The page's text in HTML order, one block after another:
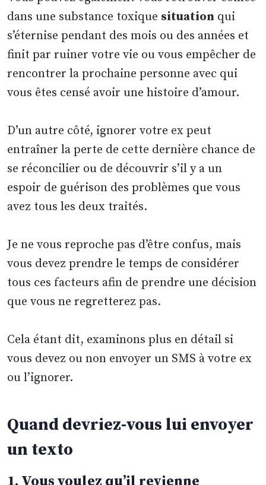
dans une substance toxique situation qui
s’éternise pendant des mois ou des années et
finit par ruiner votre vie ou vous empêcher de
rencontrer la prochaine personne avec qui
vous êtes censé avoir une histoire d’amour.
D’un autre côté, ignorer votre ex peut
entraîner la perte de cette dernière chance de
se réconcilier ou de découvrir s’il y a un
espoir de guérison des problèmes que vous
avez tous les deux traités.
Je ne vous reproche pas d’être confus, mais
vous devez prendre le temps de considérer
tous ces facteurs afin de prendre une décision
que vous ne regretterez pas.
Cela étant dit, examinons plus en détail si
vous devez ou non envoyer un SMS à votre ex
ou l’ignorer.
Quand devriez-vous lui envoyer
un texto
1. Vous voulez qu’il revienne